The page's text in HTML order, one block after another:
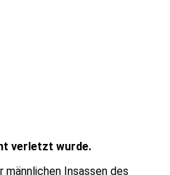
verletzt wurde.
Insassen des